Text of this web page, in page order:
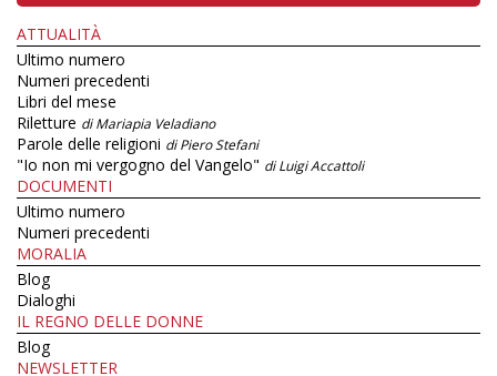
ATTUALITÀ
Ultimo numero
Numeri precedenti
Libri del mese
Riletture di Mariapia Veladiano
Parole delle religioni di Piero Stefani
"Io non mi vergogno del Vangelo" di Luigi Accattoli
DOCUMENTI
Ultimo numero
Numeri precedenti
MORALIA
Blog
Dialoghi
IL REGNO DELLE DONNE
Blog
NEWSLETTER